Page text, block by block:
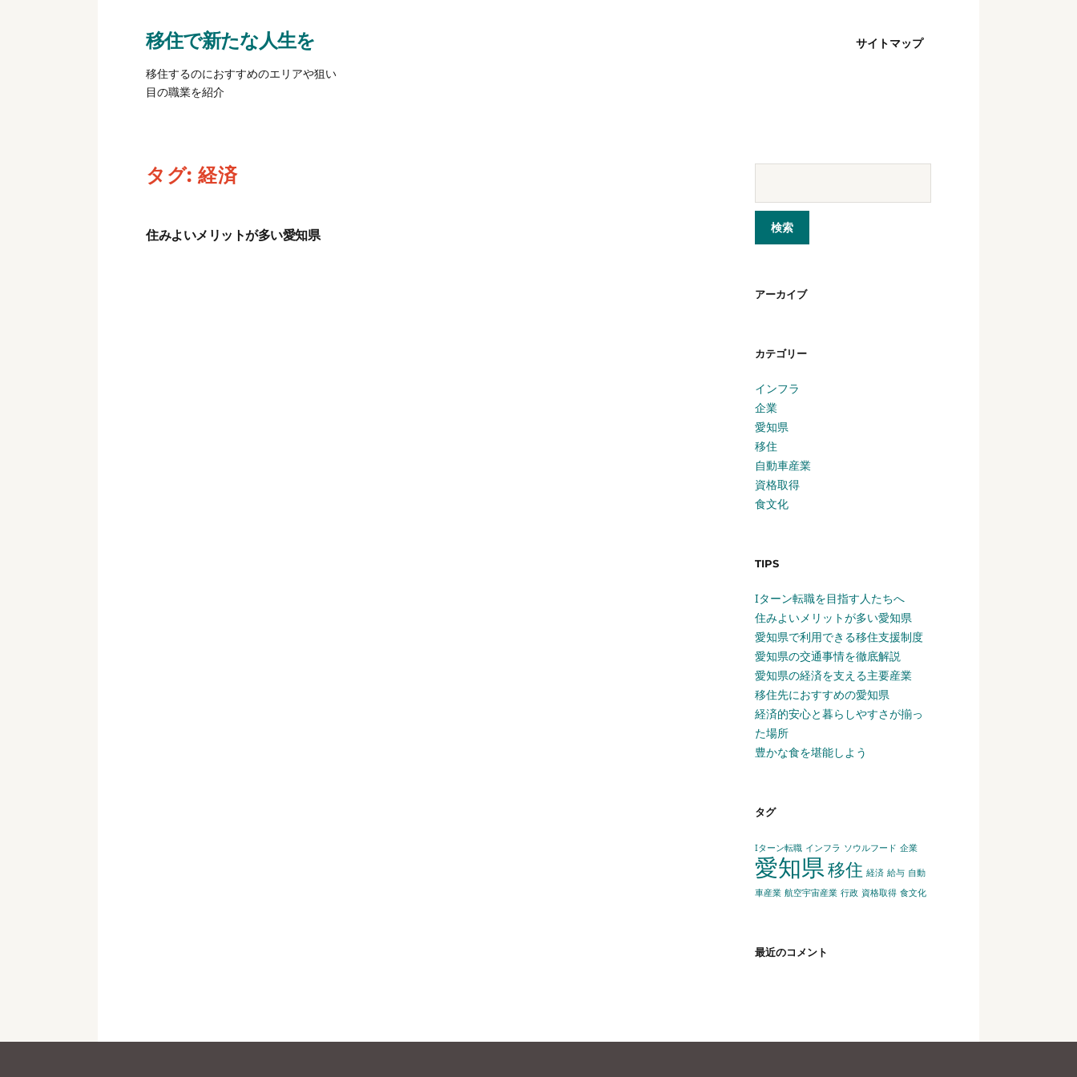
移住で新たな人生を
移住するのにおすすめのエリアや狙い
目の職業を紹介
サイトマップ
タグ: 経済
住みよいメリットが多い愛知県
アーカイブ
カテゴリー
インフラ
企業
愛知県
移住
自動車産業
資格取得
食文化
TIPS
Iターン転職を目指す人たちへ
住みよいメリットが多い愛知県
愛知県で利用できる移住支援制度
愛知県の交通事情を徹底解説
愛知県の経済を支える主要産業
移住先におすすめの愛知県
経済的安心と暮らしやすさが揃っ
た場所
豊かな食を堪能しよう
タグ
Iターン転職 インフラ ソウルフード 企業
愛知県移住 経済 給与 自動
車産業 航空宇宙産業 行政 資格取得 食文化
最近のコメント